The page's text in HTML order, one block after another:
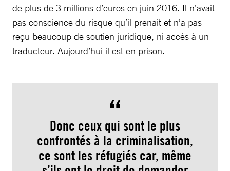
de plus de 3 millions d’euros en juin 2016. Il n’avait
pas conscience du risque qu’il prenait et n’a pas
reçu beaucoup de soutien juridique, ni accès à un
traducteur. Aujourd’hui il est en prison.
Donc ceux qui sont le plus
confrontés à la criminalisation,
ce sont les réfugiés car, même